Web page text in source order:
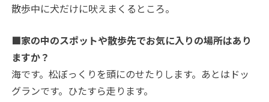
散歩中に犬だけに吠えまくるところ。
■家の中のスポットや散歩先でお気に入りの場所はあり
ますか？
海です。松ぼっくりを頭にのせたりします。あとはドッ
グランです。ひたすら走ります。